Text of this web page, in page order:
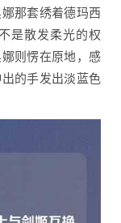
那套绣着德玛西
是散发柔光的权
则愣在原地，感
的手发出淡蓝色